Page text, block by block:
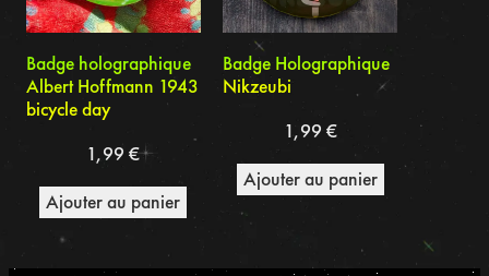
Badge holographique
Albert Hoffmann 1943
bicycle day
1,99€
Ajouter au panier
Badge Holographique
Nikzeubi
1,99 €
Ajouter au panier